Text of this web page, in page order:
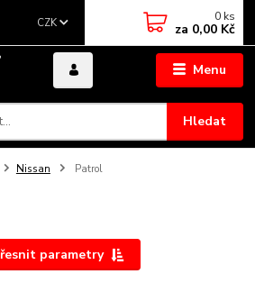
Menu
CZK
Hledat
0 ks
za 0,00 Kč
Nissan Patrol
parametry